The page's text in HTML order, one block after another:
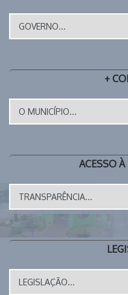
+
ACESSO